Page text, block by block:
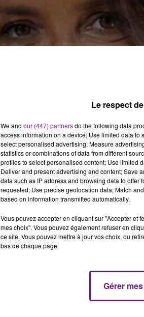
Le respect
We and our (447) partnersdo the following data
access information on a device; Use limited data
select personalised advertising; Measure
statistics or combinations of data from different
profiles to select personalised content; Use limited
Deliver and present advertising and content; Save
data such as IP address and browsing data to
requested; Use precise geolocation data; Match
based on information transmitted automatically.
Vous pouvez accepter en cliquant sur "Accepter et
mes choix". Vous pouvez également refuser en
ce site. Vous pouvez mettre à jour vos choix, ou
bas de chaque page.
Gérer